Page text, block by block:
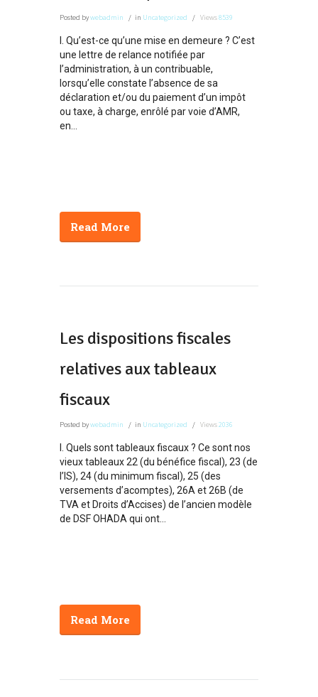
Posted bywebadmin in Uncategorized Views8539
I. Qu’est-ce qu’une mise en demeure ? C’est
une lettre de relance notifiée par
l’administration, à un contribuable,
lorsqu’elle constate l’absence de sa
déclaration et/ou du paiement d’un impôt
ou taxe, à charge, enrôlé par voie d’AMR,
en...
Read More
Les dispositions fiscales
relatives aux tableaux
fiscaux
Posted bywebadmin in Uncategorized Views2036
I. Quels sont tableaux fiscaux ? Ce sont nos
vieux tableaux 22 (du bénéfice fiscal), 23 (de
l’IS), 24 (du minimum fiscal), 25 (des
versements d’acomptes), 26A et 26B (de
TVA et Droits d’Accises) de l’ancien modèle
de DSF OHADA qui ont...
Read More